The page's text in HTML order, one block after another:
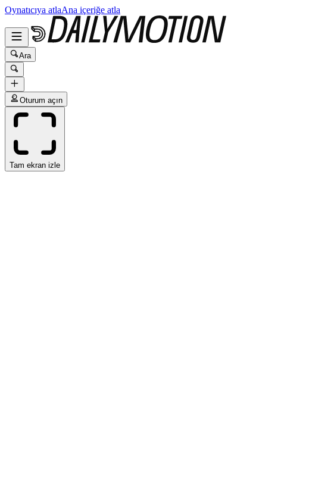
Oynatıcıya atlaAna içeriğe atla
Ara
Oturum açın
Tam ekran izle